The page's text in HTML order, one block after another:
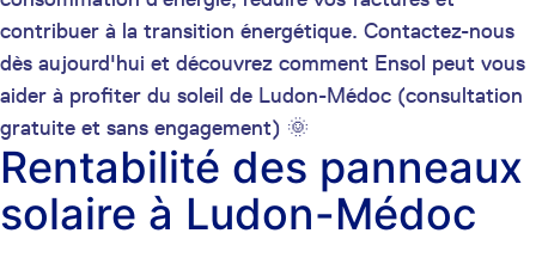
contribuer à la transition énergétique. Contactez-nous
dès aujourd'hui et découvrez comment Ensol peut vous
aider à profiter du soleil de Ludon-Médoc (consultation
gratuite et sans engagement) 🌞
Rentabilité des panneaux
solaire à Ludon-Médoc